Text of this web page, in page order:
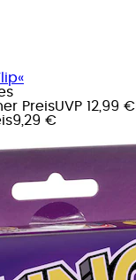
PreisUVP 12,99 €
9,29 €